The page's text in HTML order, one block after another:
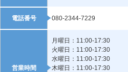
電話番号 080-2344-7229
営業時間
月曜日：11:00-17:30
火曜日：11:00-17:30
水曜日：11:00-17:30
木曜日：11:00-17:30